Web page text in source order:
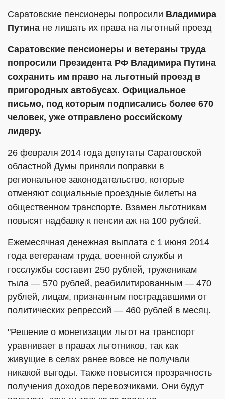
Саратовские пенсионеры попросили Владимира
Путина не лишать их права на льготный проезд
Саратовские пенсионеры и ветераны труда
попросили Президента РФ Владимира Путина
сохранить им право на льготный проезд в
пригородных автобусах. Официальное
письмо, под которым подписались более 670
человек, уже отправлено российскому
лидеру.
26 февраля 2014 года депутаты Саратовской
областной Думы приняли поправки в
региональное законодательство, которые
отменяют социальные проездные билеты на
общественном транспорте. Взамен льготникам
повысят надбавку к пенсии аж на 100 рублей.
Ежемесячная денежная выплата с 1 июня 2014
года ветеранам труда, военной службы и
госслужбы составит 250 рублей, труженикам
тыла — 570 рублей, реабилитированным — 470
рублей, лицам, признанным пострадавшими от
политических репрессий — 460 рублей в месяц.
"Решение о монетизации льгот на транспорт
уравнивает в правах льготников, так как
живущие в селах ранее вовсе не получали
никакой выгоды. Также повысится прозрачность
получения доходов перевозчиками. Они будут